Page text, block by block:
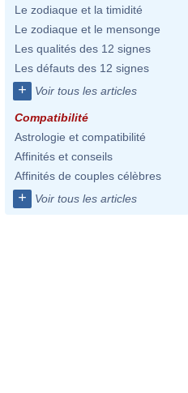
Le zodiaque et la timidité
Le zodiaque et le mensonge
Les qualités des 12 signes
Les défauts des 12 signes
+ Voir tous les articles
Compatibilité
Astrologie et compatibilité
Affinités et conseils
Affinités de couples célèbres
+ Voir tous les articles